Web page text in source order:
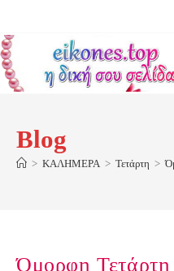
content
Blog
> ΚΑΛΗΜΕΡΑ > Τετάρτη >
Όμορφη